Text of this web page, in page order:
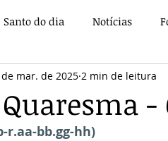
Santo do dia Notícias
Diversos
Quaresma
de mar. de 2025 2 min de leitura
r.aa-bb.gg-hh)